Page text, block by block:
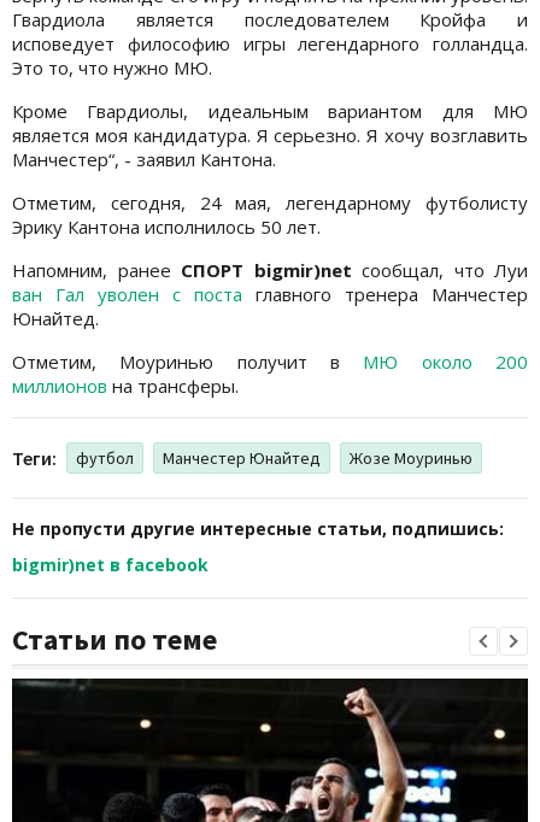
Гвардиола является последователем Кройфа и
исповедует философию игры легендарного голландца.
Это то, что нужно МЮ.
Кроме Гвардиолы, идеальным вариантом для МЮ
является моя кандидатура. Я серьезно. Я хочу возглавить
Манчестер“, - заявил Кантона.
Отметим, сегодня, 24 мая, легендарному футболисту
Эрику Кантона исполнилось 50 лет.
Напомним, ранее СПОРТ bigmir)net сообщал, что Луи
ван Гал уволен с поста главного тренера Манчестер
Юнайтед.
Отметим, Моуринью получит в МЮ около 200
миллионов на трансферы.
Теги: футбол Манчестер Юнайтед Жозе Моуринью
Не пропусти другие интересные статьи, подпишись:
bigmir)net в facebook
Статьи по теме